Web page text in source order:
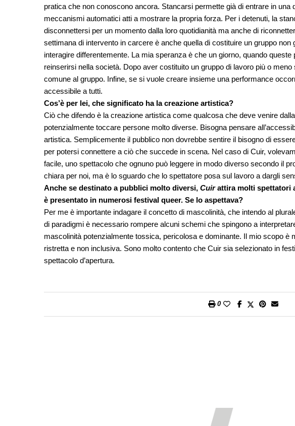
pratica che non conoscono ancora. Stancarsi permette già di entrare in una
meccanismi automatici atti a mostrare la propria forza. Per i detenuti, la
disconnettersi per un momento dalla loro quotidianità ma anche di
settimana di intervento in carcere è anche quella di costituire un gruppo
interagire differentemente. La mia speranza è che un giorno, quando
reinserirsi nella società. Dopo aver costituito un gruppo di lavoro più o
comune al gruppo. Infine, se si vuole creare insieme una performance
accessibile a tutti.
Cos’è per lei, che significato ha la creazione artistica?
Ciò che difendo è la creazione artistica come qualcosa che deve venire
potenzialmente toccare persone molto diverse. Bisogna pensare
artistica. Semplicemente il pubblico non dovrebbe sentire il bisogno di
per potersi connettere a ciò che succede in scena. Nel caso di Cuir,
facile, uno spettacolo che ognuno può leggere in modo diverso secondo il
chiara per noi, ma è lo sguardo che lo spettatore posa sul lavoro a dargli
Anche se destinato a pubblici molto diversi, Cuirattira molti spettatori
è presentato in numerosi festival queer. Se lo aspettava?
Per me è importante indagare il concetto di mascolinità, che intendo al
di paradigmi è necessario rompere alcuni schemi che spingono a
mascolinità potenzialmente tossica, pericolosa e dominante. Il mio scopo è
ristretta e non inclusiva. Sono molto contento che Cuir sia selezionato in
spettacolo d’apertura.
0